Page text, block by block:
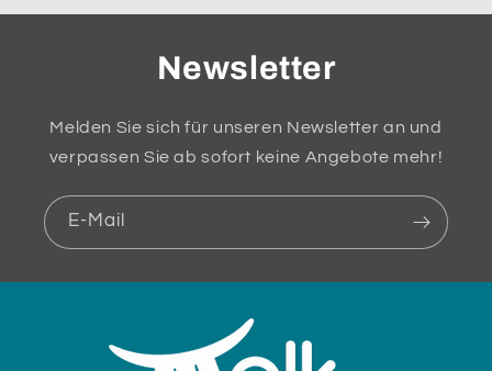
Newsletter
Melden Sie sich für unseren Newsletter an und
verpassen Sie ab sofort keine Angebote mehr!
E-Mail